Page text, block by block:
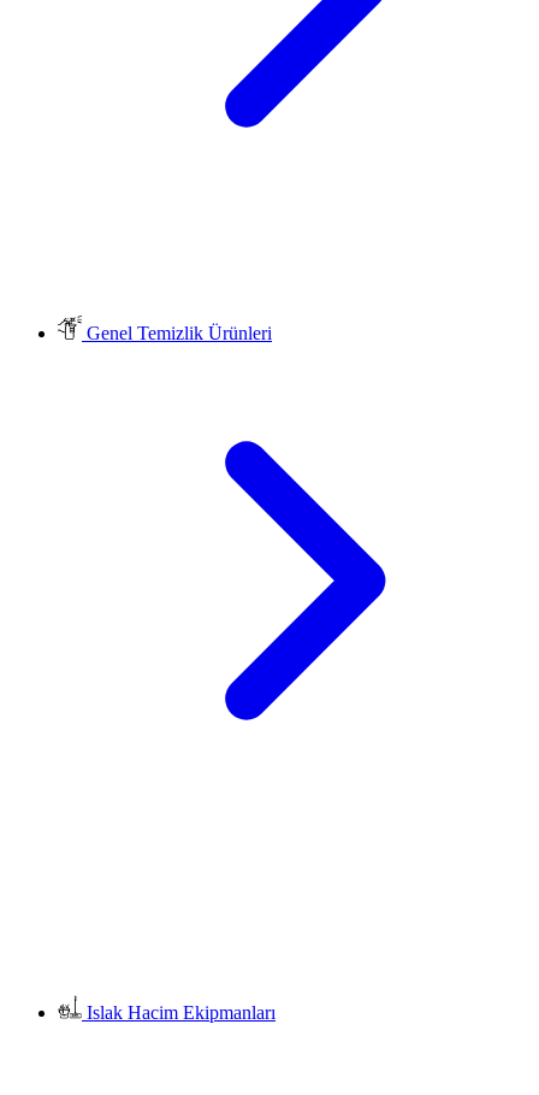
Genel Temizlik Ürünleri
Islak Hacim Ekipmanları